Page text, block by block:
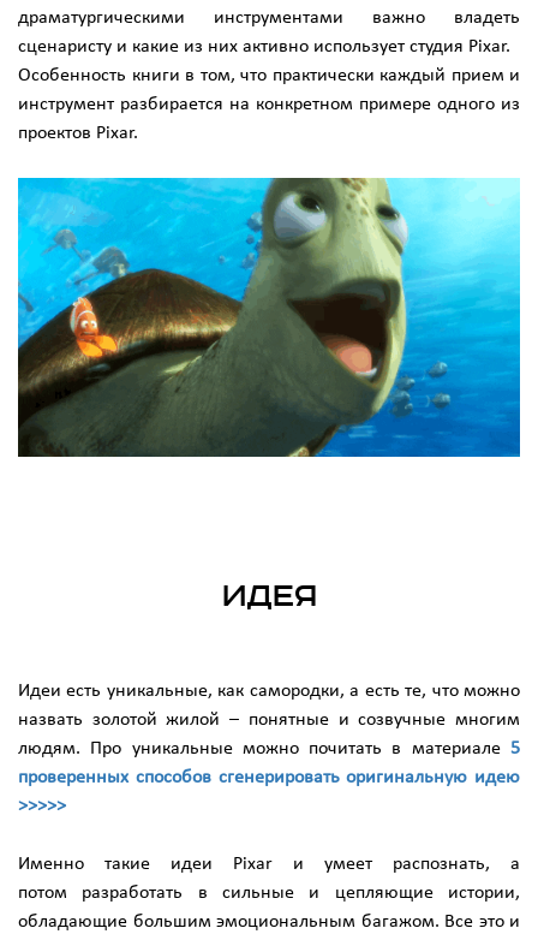
драматургическими инструментами важно владеть
сценаристу и какие из них активно использует студия Pixar.
Особенность книги в том, что практически каждый прием и
инструмент разбирается на конкретном примере одного из
проектов Pixar.
Идея
Идеи есть уникальные, как самородки, а есть те, что можно
назвать золотой жилой – понятные и созвучные многим
людям. Про уникальные можно почитать в материале 5
проверенных способов сгенерировать оригинальную идею
>>>>>
Именно такие идеи Pixar и умеет распознать, а
потом разработать в сильные и цепляющие истории,
обладающие большим эмоциональным багажом. Все это и